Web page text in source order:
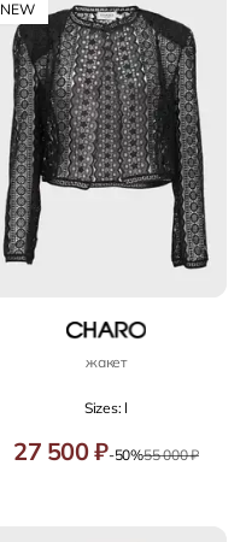
NEW
жакет
Sizes: l
27 500 ₽-50%55 000 ₽